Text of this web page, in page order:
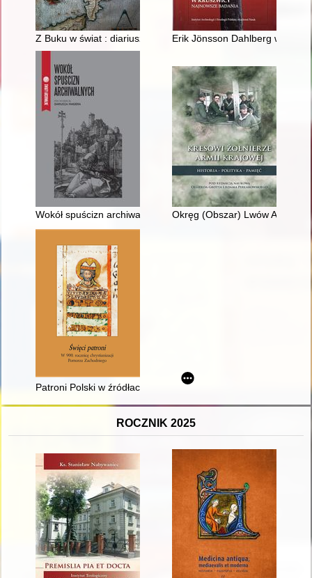
Z Buku w świat : diariusz Stanisława Reszki 1583-1589
Erik Jönsson Dahlberg w
Wokół spuścizn archiwalnych Okręg (Obszar) Lwów Armii
Patroni Polski w źródłach hagiograficznych
ROCZNIK 2025